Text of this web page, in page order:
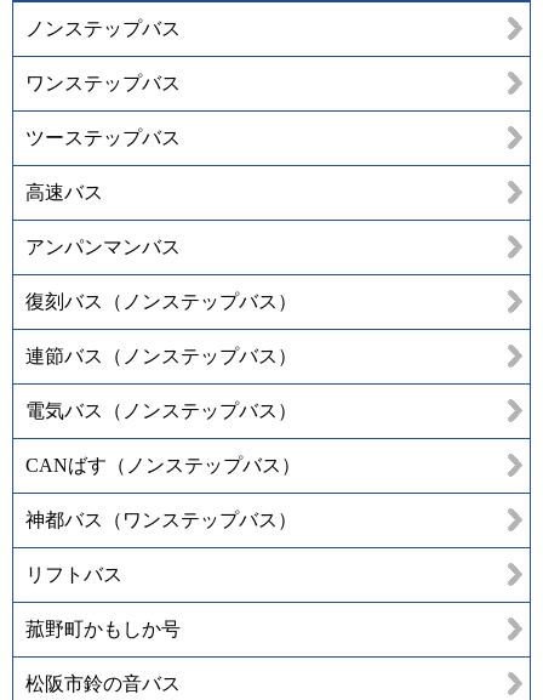
ノンステップバス
ワンステップバス
ツーステップバス
高速バス
アンパンマンバス
復刻バス（ノンステップバス）
連節バス（ノンステップバス）
電気バス（ノンステップバス）
CANばす（ノンステップバス）
神都バス（ワンステップバス）
リフトバス
菰野町かもしか号
松阪市鈴の音バス